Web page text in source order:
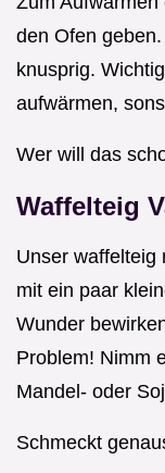
den Ofen
knusprig.
aufwärmen,
Wer will das
Waffelteig
Unser waffelteig
mit ein paar
Wunder
Problem! Nimm
Mandel- oder
Schmeckt